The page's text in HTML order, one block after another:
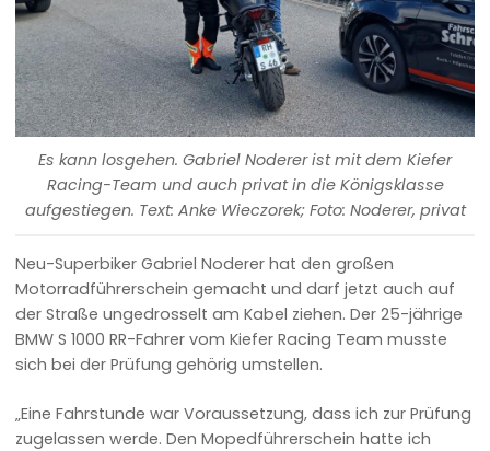
Es kann losgehen. Gabriel Noderer ist mit dem Kiefer
Racing-Team und auch privat in die Königsklasse
aufgestiegen. Text: Anke Wieczorek; Foto: Noderer, privat
Neu-Superbiker Gabriel Noderer hat den großen
Motorradführerschein gemacht und darf jetzt auch auf
der Straße ungedrosselt am Kabel ziehen. Der 25-jährige
BMW S 1000 RR-Fahrer vom Kiefer Racing Team musste
sich bei der Prüfung gehörig umstellen.
„Eine Fahrstunde war Voraussetzung, dass ich zur Prüfung
zugelassen werde. Den Mopedführerschein hatte ich